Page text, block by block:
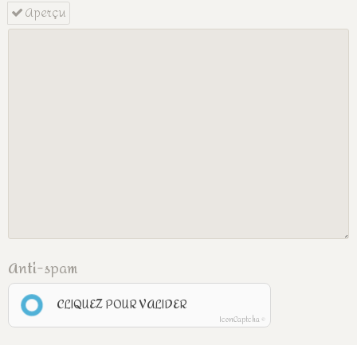
Aperçu
Anti-spam
CLIQUEZ POUR VALIDER
IconCaptcha ©